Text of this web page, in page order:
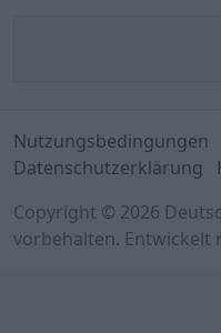
Nutzungsbedingungen
Datenschutzerklärung
Copyright © 2026
vorbehalten. Entwickelt